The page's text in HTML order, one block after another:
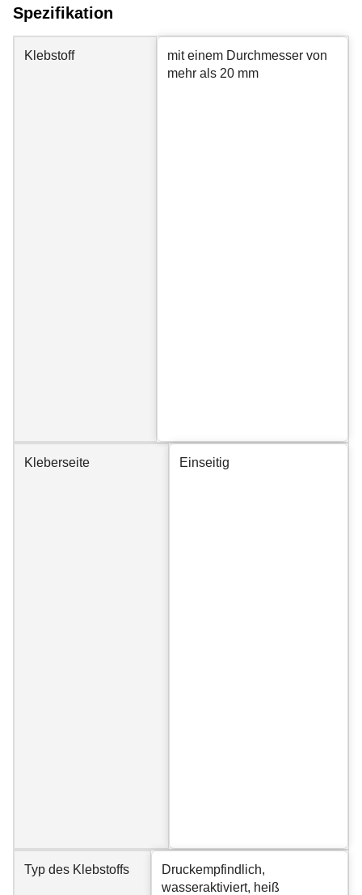
Spezifikation
Klebstoff
mit einem Durchmesser von
mehr als 20 mm
Kleberseite Einseitig
Typ des Klebstoffs
Druckempfindlich,
wasseraktiviert, heiß